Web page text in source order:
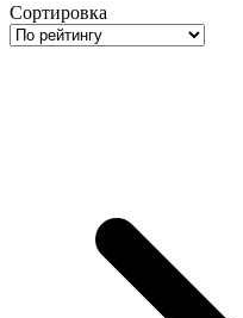
Сортировка